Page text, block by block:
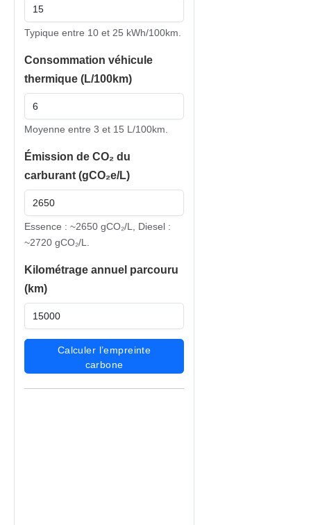
Typique entre 10 et 25 kWh/100km.
Consommation véhicule
thermique (L/100km)
Moyenne entre 3 et 15 L/100km.
Émission de CO₂ du
carburant (gCO₂e/L)
Essence : ~2650 gCO₂/L, Diesel :
~2720 gCO₂/L.
Kilométrage annuel parcouru
(km)
Calculer l’empreinte
carbone